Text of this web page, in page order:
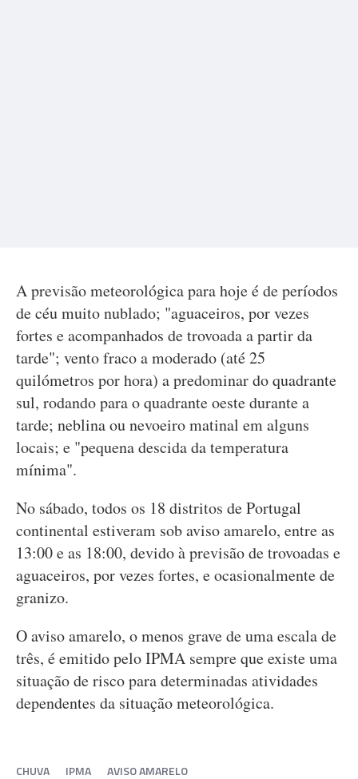
A previsão meteorológica para hoje é de períodos
de céu muito nublado; "aguaceiros, por vezes
fortes e acompanhados de trovoada a partir da
tarde"; vento fraco a moderado (até 25
quilómetros por hora) a predominar do quadrante
sul, rodando para o quadrante oeste durante a
tarde; neblina ou nevoeiro matinal em alguns
locais; e "pequena descida da temperatura
mínima".
No sábado, todos os 18 distritos de Portugal
continental estiveram sob aviso amarelo, entre as
13:00 e as 18:00, devido à previsão de trovoadas e
aguaceiros, por vezes fortes, e ocasionalmente de
granizo.
O aviso amarelo, o menos grave de uma escala de
três, é emitido pelo IPMA sempre que existe uma
situação de risco para determinadas atividades
dependentes da situação meteorológica.
CHUVA IPMA AVISO AMARELO